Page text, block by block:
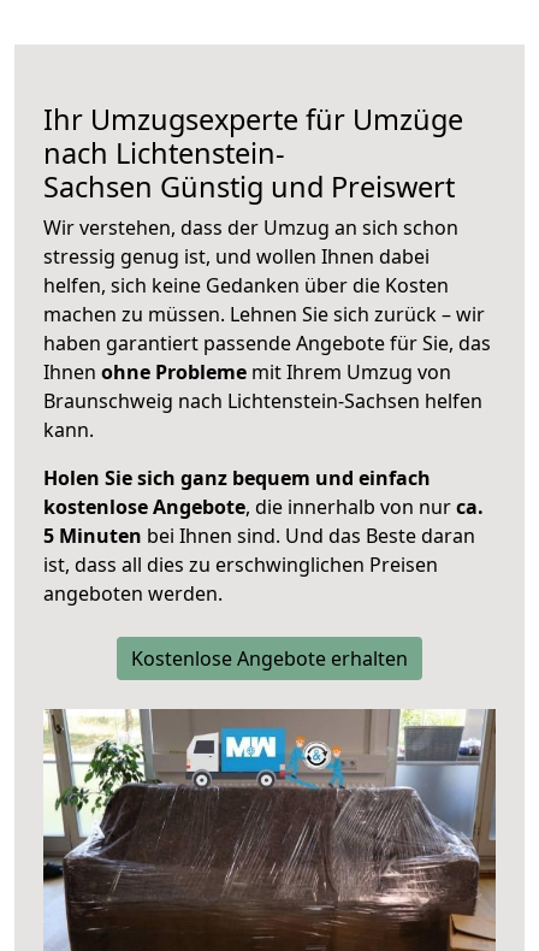
Ihr Umzugsexperte für Umzüge
nach Lichtenstein-
Sachsen Günstig und Preiswert
Wir verstehen, dass der Umzug an sich schon
stressig genug ist, und wollen Ihnen dabei
helfen, sich keine Gedanken über die Kosten
machen zu müssen. Lehnen Sie sich zurück – wir
haben garantiert passende Angebote für Sie, das
Ihnen ohne Probleme mit Ihrem Umzug von
Braunschweig nach Lichtenstein-Sachsen helfen
kann.
Holen Sie sich ganz bequem und einfach
kostenlose Angebote, die innerhalb von nurca.
5 Minuten bei Ihnen sind. Und das Beste daran
ist, dass all dies zu erschwinglichen Preisen
angeboten werden.
Kostenlose Angebote erhalten